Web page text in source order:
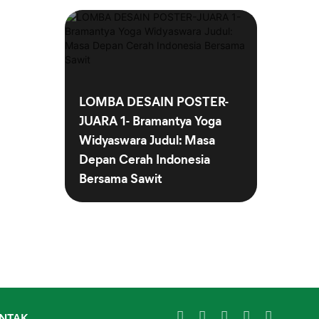
LOMBA DESAIN POSTER-
JUARA 1- Bramantya Yoga
Widyaswara Judul: Masa
Depan Cerah Indonesia
Bersama Sawit